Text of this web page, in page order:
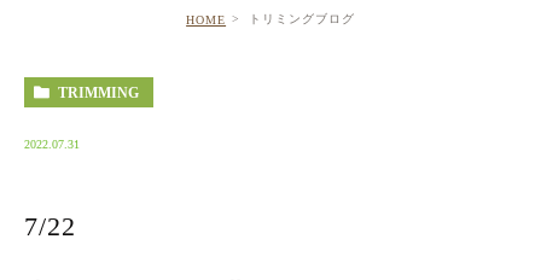
HOME トリミングブログ
TRIMMING
2022.07.31
7/22